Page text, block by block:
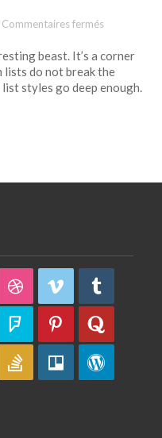
Commentaires fermés
Nested
And Mixed
Lists
beast. It’s a corner
lists do not break the
styles go deep enough.